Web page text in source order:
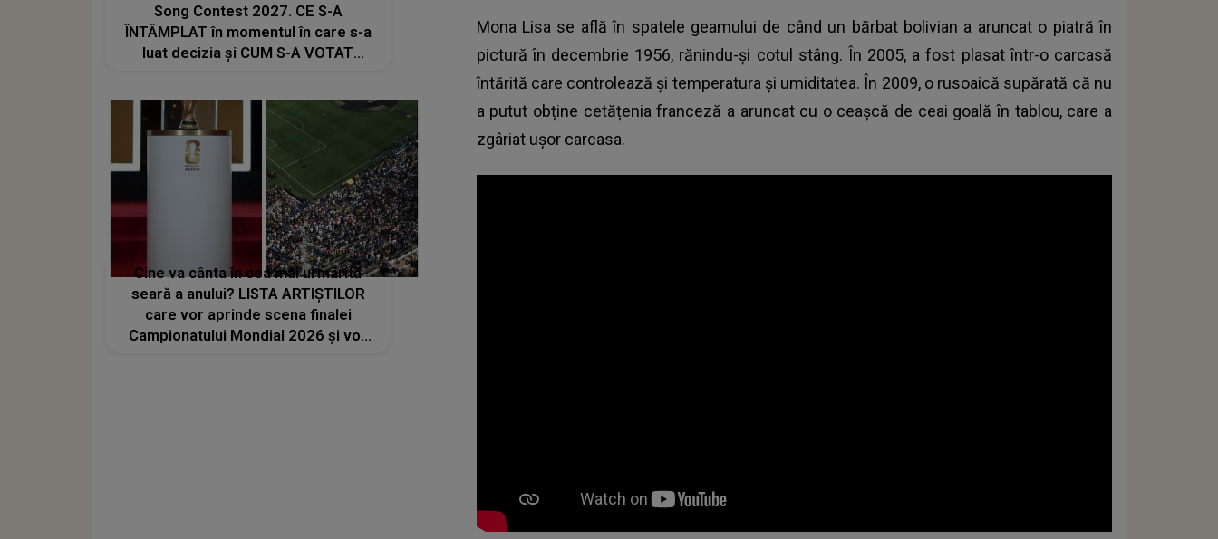
Mona Lisa se află în spatele geamului de când un bărbat bolivian a aruncat o piatră în
pictură în decembrie 1956, rănindu-și cotul stâng. În 2005, a fost plasat într-o carcasă
întărită care controlează și temperatura și umiditatea. În 2009, o rusoaică supărată că nu
a putut obține cetățenia franceză a aruncat cu o ceașcă de ceai goală în tablou, care a
zgâriat ușor carcasa.
Song Contest 2027. CE S-A
ÎNTÂMPLAT în momentul în care s-a
luat decizia și CUM S-A VOTAT
Cine va cânta în cea mai urmărită
seară a anului? LISTA ARTIȘTILOR
care vor aprinde scena finalei
Campionatului Mondial 2026 și vor